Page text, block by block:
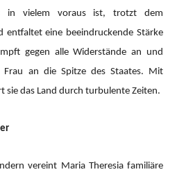
in vielem voraus ist, trotzt dem
entfaltet eine beeindruckende Stärke
gegen alle Widerstände an und
Frau an die Spitze des Staates. Mit
das Land durch turbulente Zeiten.
vereint Maria Theresia familiäre